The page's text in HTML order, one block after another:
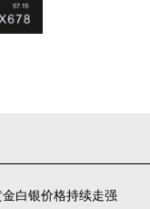
白银价格持续走强